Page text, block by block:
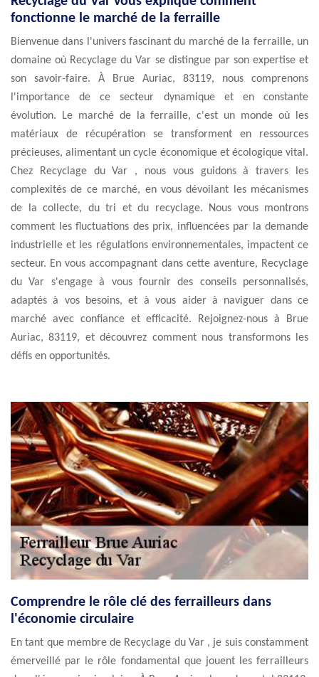
fonctionne le marché de la ferraille
Bienvenue dans l'univers fascinant du marché de la ferraille, un
domaine où Recyclage du Var se distingue par son expertise et
son savoir-faire. À Brue Auriac, 83119, nous comprenons
l'importance de ce secteur dynamique et en constante
évolution. Le marché de la ferraille, c'est un monde où les
matériaux de récupération se transforment en ressources
précieuses, alimentant un cycle économique et écologique vital.
Chez Recyclage du Var , nous vous guidons à travers les
complexités de ce marché, en vous dévoilant les mécanismes
de la collecte, du tri et du recyclage. Nous vous montrons
comment les fluctuations des prix, influencées par la demande
industrielle et les régulations environnementales, impactent ce
secteur. En vous accompagnant dans cette aventure, Recyclage
du Var s'engage à vous fournir des conseils personnalisés,
adaptés à vos besoins, et à vous aider à naviguer dans ce
marché avec confiance et efficacité. Rejoignez-nous à Brue
Auriac, 83119, et découvrez comment nous transformons les
défis en opportunités.
Comprendre le rôle clé des ferrailleurs dans
l'économie circulaire
En tant que membre de Recyclage du Var , je suis constamment
émerveillé par le rôle fondamental que jouent les ferrailleurs